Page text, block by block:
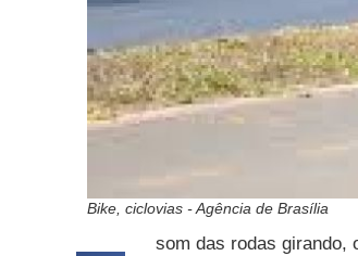
Bike, ciclovias - Agência de Brasília
som das rodas girando,